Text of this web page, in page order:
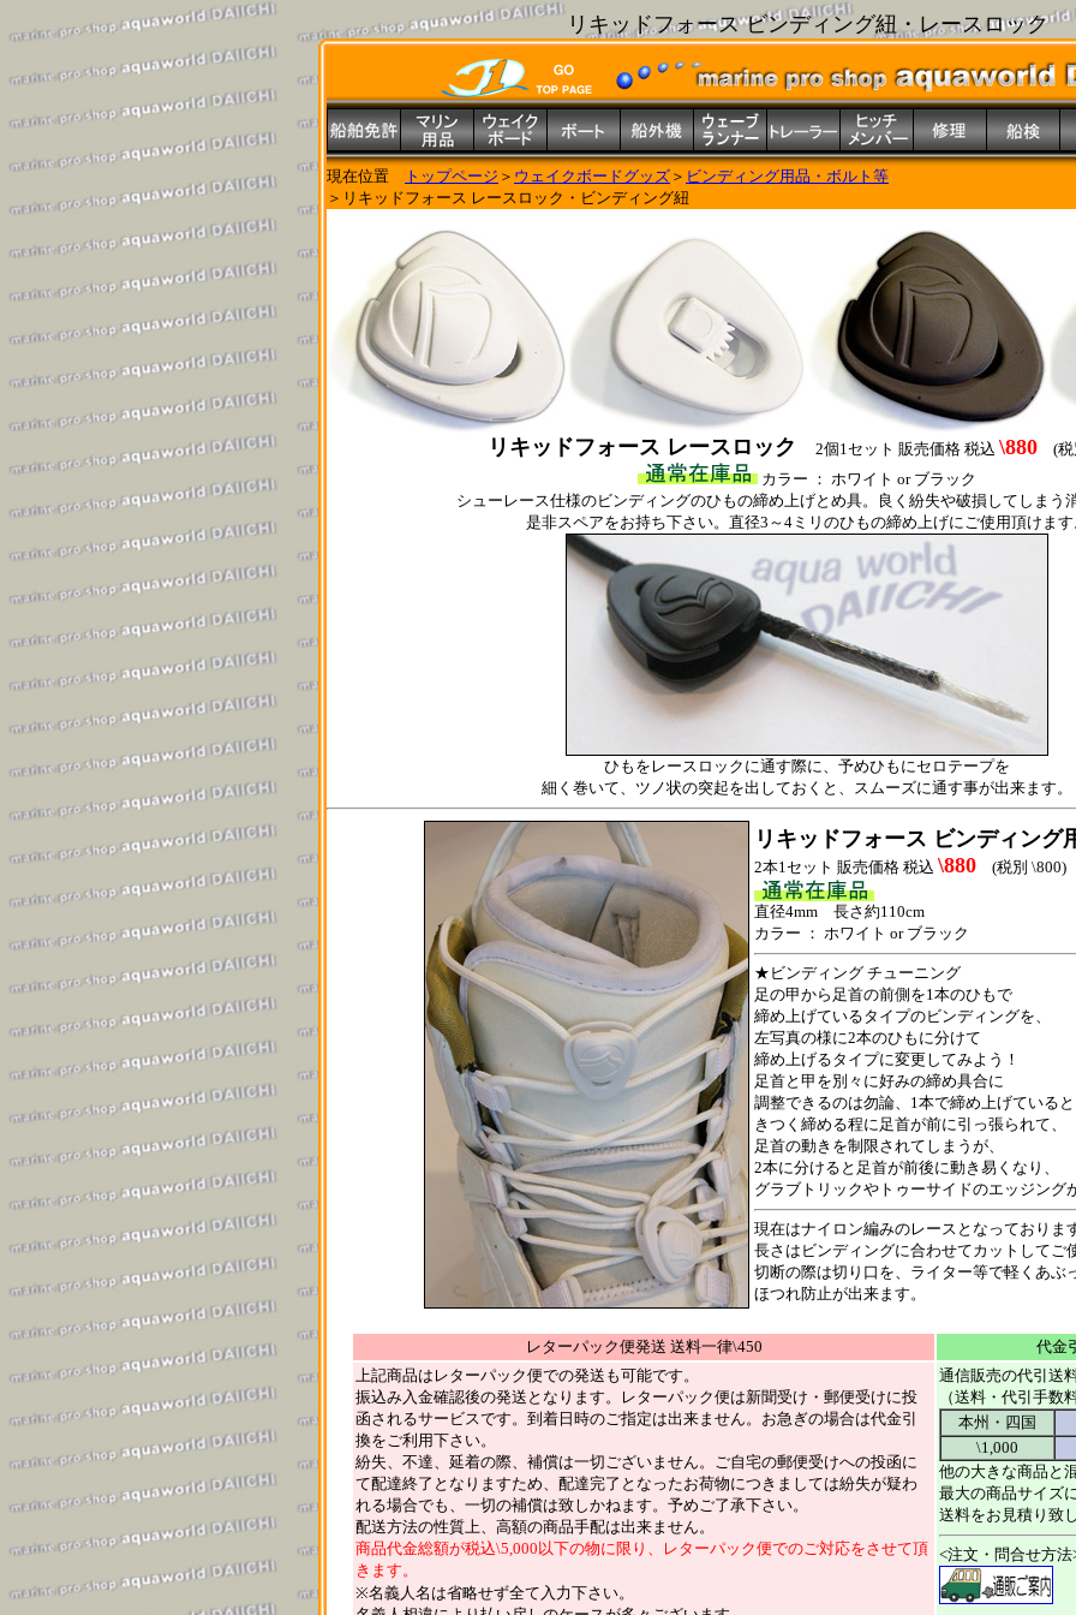
リキッドフォース ビンディング紐・レースロック
現在位置 トップページ ＞ ウェイクボードグッズ ＞ ビンディング用品・ボルト等
＞リキッドフォース レースロック・ビンディング紐
リキッドフォース レースロック 2個1セット 販売価格 税込 \880(税
カラー ： ホワイト or ブラック
シューレース仕様のビンディングのひもの締め上げとめ具。良く紛失や破損してしまう
是非スペアをお持ち下さい。直径3～4ミリのひもの締め上げにご使用頂けます
ひもをレースロックに通す際に、予めひもにセロテープを
細く巻いて、ツノ状の突起を出しておくと、スムーズに通す事が出来ます。
リキッドフォース ビンディング
2本1セット 販売価格 税込 \880(税別 \800)
直径4mm 長さ約110cm
カラー ： ホワイト or ブラック
★ビンディング チューニング
足の甲から足首の前側を1本のひもで
締め上げているタイプのビンディングを、
左写真の様に2本のひもに分けて
締め上げるタイプに変更してみよう！
足首と甲を別々に好みの締め具合に
調整できるのは勿論、1本で締め上げている
きつく締める程に足首が前に引っ張られて、
足首の動きを制限されてしまうが、
2本に分けると足首が前後に動き易くなり、
グラブトリックやトゥーサイドのエッジング
現在はナイロン編みのレースとなっておりま
長さはビンディングに合わせてカットしてご
切断の際は切り口を、ライター等で軽くあぶ
ほつれ防止が出来ます。
レターパック便発送 送料一律\450
代金
上記商品はレターパック便での発送も可能です。
振込み入金確認後の発送となります。レターパック便は新聞受け・郵便受けに投
函されるサービスです。到着日時のご指定は出来ません。お急ぎの場合は代金引
換をご利用下さい。
紛失、不達、延着の際、補償は一切ございません。ご自宅の郵便受けへの投函に
て配達終了となりますため、配達完了となったお荷物につきましては紛失が疑わ
れる場合でも、一切の補償は致しかねます。予めご了承下さい。
配送方法の性質上、高額の商品手配は出来ません。
商品代金総額が税込\5,000以下の物に限り、レターパック便でのご対応をさせて頂
きます。
※名義人名は省略せず全て入力下さい。
通信販売の代引送
（送料・代引手数
本州・四国
\1,000
他の大きな商品と
最大の商品サイズ
送料をお見積り致
<注文・問合せ方法